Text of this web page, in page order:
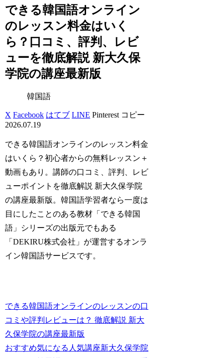
できる韓国語オンライン
のレッスン料金はいく
ら？口コミ、評判、レビ
ューを徹底解説 新大久保
学院の講座最新版
韓国語
X Facebook はてブ LINE Pinterest コピー
2026.07.19
できる韓国語オンラインのレッスン料金
はいくら？初心者からの無料レッスン＋
動画もあり。講師の口コミ、評判、レビ
ューポイントを徹底解説 新大久保学院
の講座最新版。韓国語学習者なら一度は
目にしたことのある教材「できる韓国
語」シリーズの出版元でもある
「DEKIRU株式会社」が運営するオンラ
イン韓国語サービスです。
できる韓国語オンラインのレッスンの口
コミや評判レビューは？ 徹底解説 新大
久保学院の講座最新版
おすすめ気になる人気講座新大久保学院